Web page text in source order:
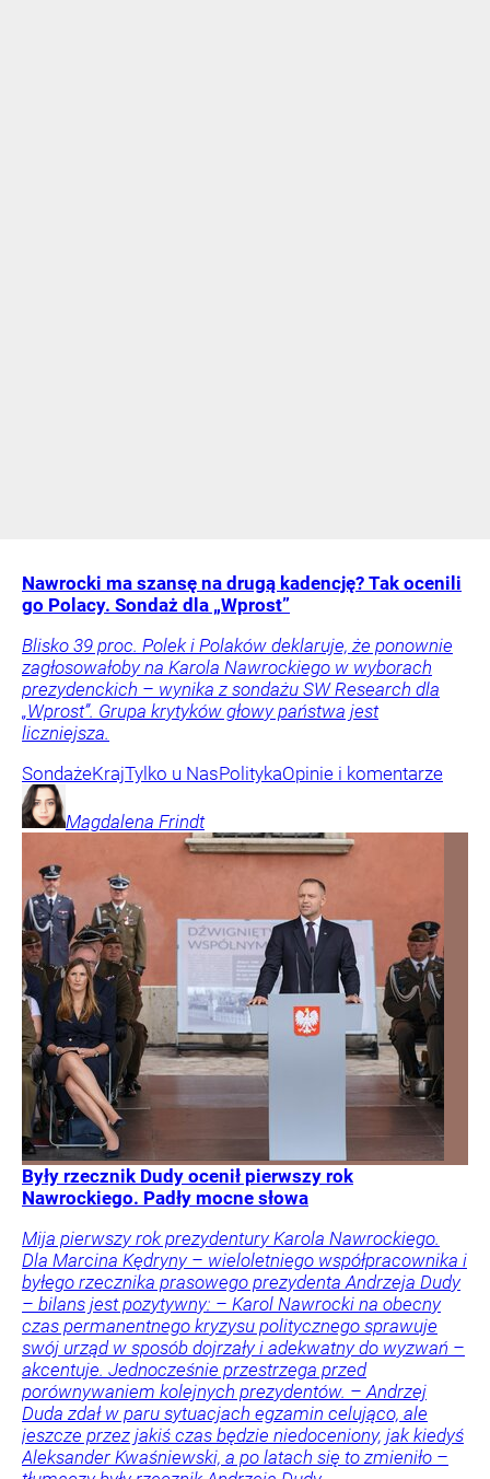
Nawrocki ma szansę na drugą kadencję? Tak ocenili
go Polacy. Sondaż dla „Wprost”
Blisko 39 proc. Polek i Polaków deklaruje, że ponownie
zagłosowałoby na Karola Nawrockiego w wyborach
prezydenckich – wynika z sondażu SW Research dla
„Wprost”. Grupa krytyków głowy państwa jest
liczniejsza.
SondażeKrajTylko u NasPolitykaOpinie i komentarze
Magdalena Frindt
Były rzecznik Dudy ocenił pierwszy rok
Nawrockiego. Padły mocne słowa
Mija pierwszy rok prezydentury Karola Nawrockiego.
Dla Marcina Kędryny – wieloletniego współpracownika i
byłego rzecznika prasowego prezydenta Andrzeja Dudy
– bilans jest pozytywny: – Karol Nawrocki na obecny
czas permanentnego kryzysu politycznego sprawuje
swój urząd w sposób dojrzały i adekwatny do wyzwań –
akcentuje. Jednocześnie przestrzega przed
porównywaniem kolejnych prezydentów. – Andrzej
Duda zdał w paru sytuacjach egzamin celująco, ale
jeszcze przez jakiś czas będzie niedoceniony, jak kiedyś
Aleksander Kwaśniewski, a po latach się to zmieniło –